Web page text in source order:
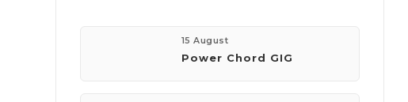
76
15 August
Power Chord GIG